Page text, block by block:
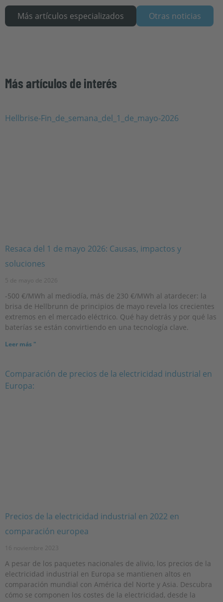
Más artículos especializados Otras noticias
Más artículos de interés
Resaca del 1 de mayo 2026: Causas, impactos y
soluciones
5 de mayo de 2026
-500 €/MWh al mediodía, más de 230 €/MWh al atardecer: la
brisa de Hellbrunn de principios de mayo revela los crecientes
extremos en el mercado eléctrico. Qué hay detrás y por qué las
baterías se están convirtiendo en una tecnología clave.
Leer más "
Precios de la electricidad industrial en 2022 en
comparación europea
16 noviembre 2023
A pesar de los paquetes nacionales de alivio, los precios de la
electricidad industrial en Europa se mantienen altos en
comparación mundial con América del Norte y Asia. Descubra
cómo se componen los costes de la electricidad, desde la